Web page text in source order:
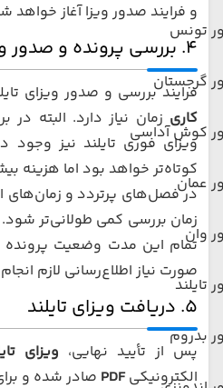
تونس
گرجستان
کوش آداسی
عمان
وان
تایلند
بدروم
و فرایند صدور ویزا آغاز خواهد
۴. بررسی پرونده و صدور ویزا
فرایند بررسی و صدور ویزای
کاری زمان نیاز دارد. البته
ویزای فوری تایلند نیز
کوتاه‌تر خواهد بود اما هزینه
در فصل‌های پرتردد و
زمان بررسی کمی طولانی‌تر
تمام این مدت وضعیت پرونده
صورت نیاز اطلاع‌رسانی لازم
۵. دریافت ویزای تایلند
پس از تأیید نهایی، ویزای
الکترونیکیPDF صادر شده و